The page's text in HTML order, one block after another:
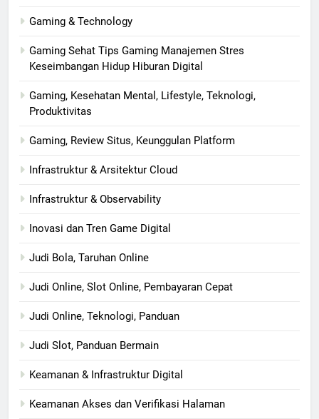
Gaming & Technology
Gaming Sehat Tips Gaming Manajemen Stres
Keseimbangan Hidup Hiburan Digital
Gaming, Kesehatan Mental, Lifestyle, Teknologi,
Produktivitas
Gaming, Review Situs, Keunggulan Platform
Infrastruktur & Arsitektur Cloud
Infrastruktur & Observability
Inovasi dan Tren Game Digital
Judi Bola, Taruhan Online
Judi Online, Slot Online, Pembayaran Cepat
Judi Online, Teknologi, Panduan
Judi Slot, Panduan Bermain
Keamanan & Infrastruktur Digital
Keamanan Akses dan Verifikasi Halaman